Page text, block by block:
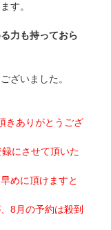
す。
力も持っておら
ざいました。
きありがとうござ
にさせて頂いた
めに頂けますと
8月の予約は殺到